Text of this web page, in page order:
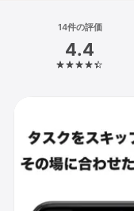
14件の評価
4.4